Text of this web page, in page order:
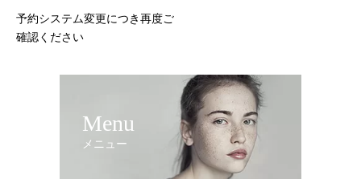
予約システム変更につき再度ご
確認ください
Menu
メニュー